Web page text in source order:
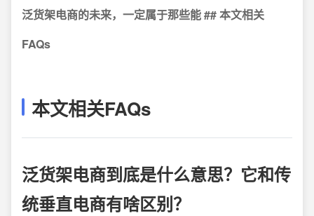
泛货架电商的未来，一定属于那些能 ## 本文相关
FAQs
本文相关FAQs
泛货架电商到底是什么意思？它和传
统垂直电商有啥区别？